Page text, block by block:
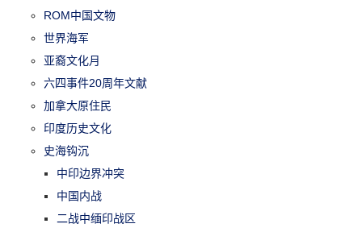
ROM中国文物
世界海军
亚裔文化月
六四事件20周年文献
加拿大原住民
印度历史文化
史海钩沉
中印边界冲突
中国内战
二战中缅印战区